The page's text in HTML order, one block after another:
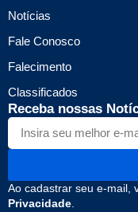
Notícias
Fale Conosco
Falecimento
Classificados
Receba nossas
Ao cadastrar seu e-mail,
Privacidade